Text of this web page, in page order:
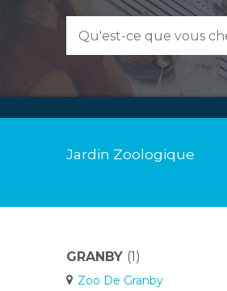
Jardin Zoologique
GRANBY (1)
Zoo De Granby